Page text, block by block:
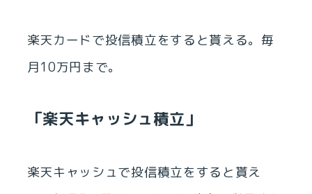
楽天カードで投信積立をすると貰える。毎
月10万円まで。
「楽天キャッシュ積立」
楽天キャッシュで投信積立をすると貰え